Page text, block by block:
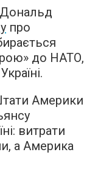
про
до НАТО,
Америки
витрати
а Америка